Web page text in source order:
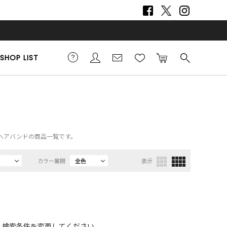
SHOP LIST
バンドの商品一覧です。
カラー展開 全色 表示